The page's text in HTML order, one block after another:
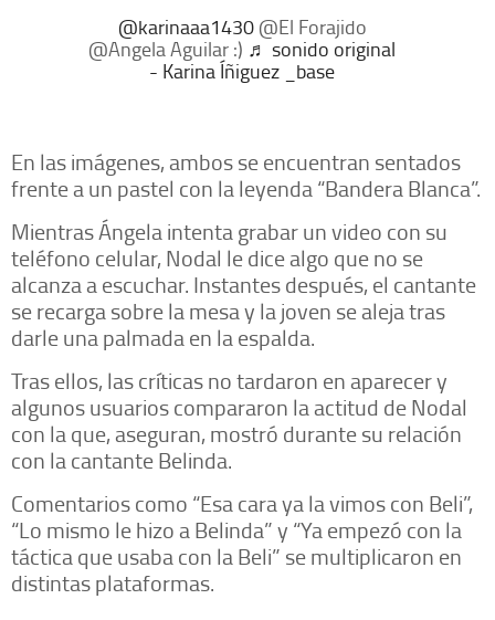
@karinaaa1430@El Forajido
@Angela Aguilar :) ♬ sonido original
- Karina Íñiguez _base
En las imágenes, ambos se encuentran sentados
frente a un pastel con la leyenda “Bandera Blanca”.
Mientras Ángela intenta grabar un video con su
teléfono celular, Nodal le dice algo que no se
alcanza a escuchar. Instantes después, el cantante
se recarga sobre la mesa y la joven se aleja tras
darle una palmada en la espalda.
Tras ellos, las críticas no tardaron en aparecer y
algunos usuarios compararon la actitud de Nodal
con la que, aseguran, mostró durante su relación
con la cantante Belinda.
Comentarios como “Esa cara ya la vimos con Beli”,
“Lo mismo le hizo a Belinda” y “Ya empezó con la
táctica que usaba con la Beli” se multiplicaron en
distintas plataformas.